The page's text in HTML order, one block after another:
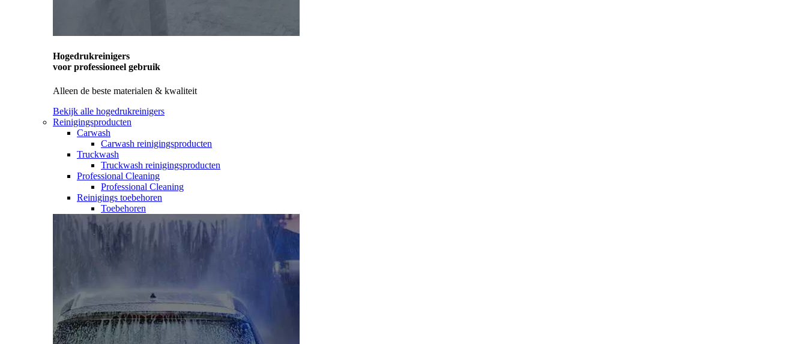
Hogedrukreinigers
voor professioneel gebruik
Alleen de beste materialen & kwaliteit
Bekijk alle hogedrukreinigers
Reinigingsproducten
Carwash
Carwash reinigingsproducten
Truckwash
Truckwash reinigingsproducten
Professional Cleaning
Professional Cleaning
Reinigings toebehoren
Toebehoren